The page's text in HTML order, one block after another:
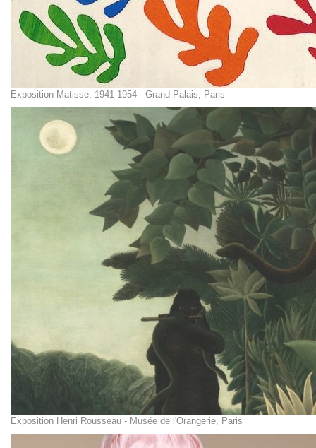
Exposition Matisse, 1941-1954 - Grand Palais, Paris
Exposition Henri Rousseau - Musée de l'Orangerie, Paris